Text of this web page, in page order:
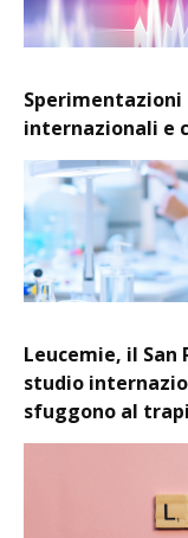
internazionali e
Leucemie, il
studio
sfuggono al